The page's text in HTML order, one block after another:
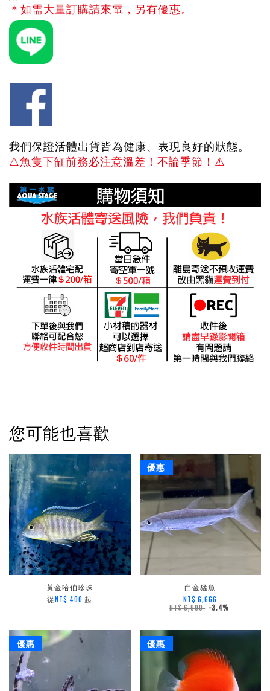
＊如需大量訂購請來電，另有優惠。
我們保證活體出貨皆為健康、表現良好的狀態。
⚠️魚隻下缸前務必注意溫差！不論季節！ ⚠️
您可能也喜歡
黃金哈伯珍珠
從 NT$ 400 起
優惠
白金猛魚
NT$ 6,666
NT$ 6,900 -3.4%
優惠 優惠